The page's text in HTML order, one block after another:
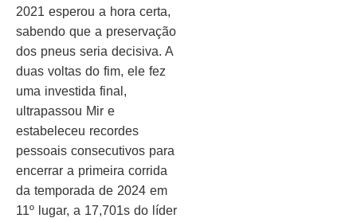
2021 esperou a hora certa,
sabendo que a preservação
dos pneus seria decisiva. A
duas voltas do fim, ele fez
uma investida final,
ultrapassou Mir e
estabeleceu recordes
pessoais consecutivos para
encerrar a primeira corrida
da temporada de 2024 em
11º lugar, a 17,701s do líder